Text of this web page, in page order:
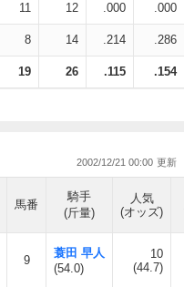
11 12 .000 .000
8 14 .214 .286
19 26 .115 .154
2002/12/21 00:00
馬番
騎手
(斤量)
人気
(オッズ)
9
蓑田 早人
(54.0)
10
(44.7)